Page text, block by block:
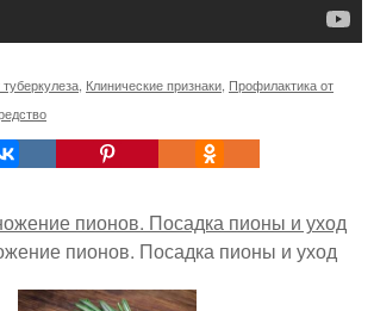
Клинические признаки Профилактика от
пионов. Посадка пионы и уход